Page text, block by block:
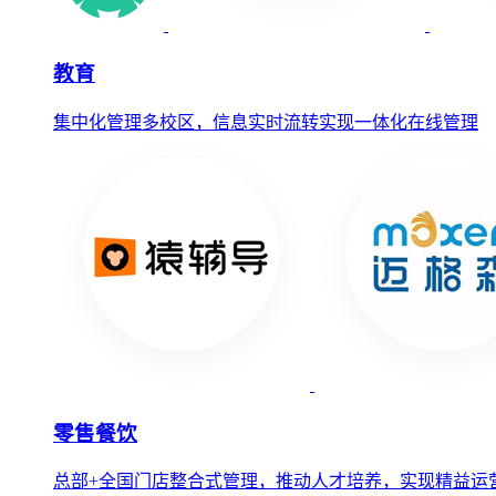
教育
集中化管理多校区，信息实时流转实现一体化在线管理
零售餐饮
总部+全国门店整合式管理，推动人才培养，实现精益运